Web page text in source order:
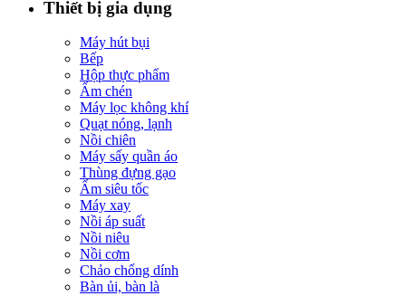
Thiết bị gia dụng
Máy hút bụi
Bếp
Hộp thực phẩm
Ấm chén
Máy lọc không khí
Quạt nóng, lạnh
Nồi chiên
Máy sấy quần áo
Thùng đựng gạo
Ấm siêu tốc
Máy xay
Nồi áp suất
Nồi niêu
Nồi cơm
Chảo chống dính
Bàn ủi, bàn là